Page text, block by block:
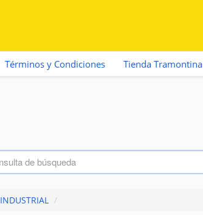
Términos y Condiciones Tienda Tramontina
INDUSTRIAL /